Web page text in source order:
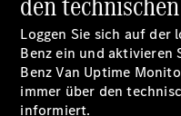
Übersicht
Loggen Sie sich auf der
Benz ein und aktivieren
Benz Van Uptime
immer über den
informiert.